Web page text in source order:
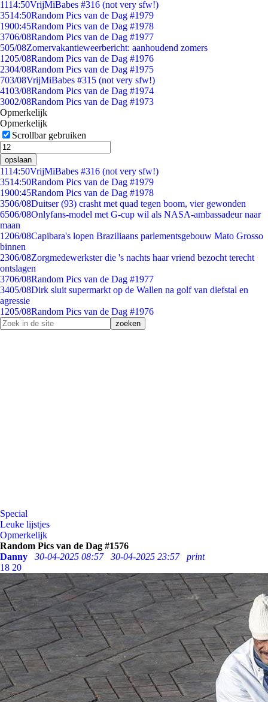
1114:50VrijMiBabes #316 (not very sfw!)
3514:50Random Pics van de Dag #1979
1900:45Random Pics van de Dag #1978
3706/08Random Pics van de Dag #1977
505/08Zomervakantieweerbericht: aanhoudend zomers
1205/08Random Pics van de Dag #1976
2304/08Random Pics van de Dag #1975
703/08VrijMiBabes #315 (not very sfw!)
4103/08Random Pics van de Dag #1974
3002/08Random Pics van de Dag #1973
Opmerkelijk
Opmerkelijk
Scrollbar gebruiken
opslaan
1114:50VrijMiBabes #316 (not very sfw!)
3514:50Random Pics van de Dag #1979
1900:45Random Pics van de Dag #1978
3506/08Duitser (93) crasht met quad tegen boom, vier gewonden
6506/08Onlyfans-model met G-cup wil als NASA-ambassadeur naar
maan
1206/08Capibara's lopen Braziliaans parlementsgebouw Mato Grosso
binnen
2306/08Zorgmedewerkster die 's nachts haar vriend bezocht terecht
ontslagen
3706/08Random Pics van de Dag #1977
3405/08Dirk sluit supermarkt op de Wallen na golf van diefstal en
agressie
1205/08Random Pics van de Dag #1976
Special
Leuke lijstjes
Opmerkelijk
Random Pics van de Dag #1576
Danny
30-04-2025 08:57 30-04-2025 23:57
print
18 20